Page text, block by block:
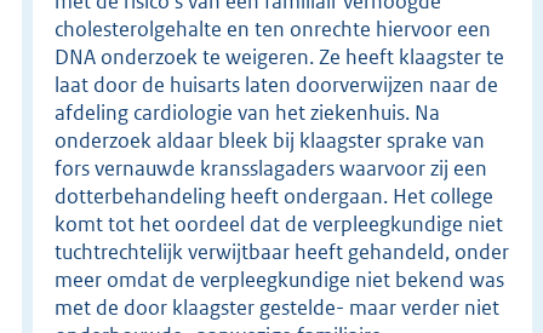
cholesterolgehalte en ten onrechte hiervoor een
DNA onderzoek te weigeren. Ze heeft klaagster te
laat door de huisarts laten doorverwijzen naar de
afdeling cardiologie van het ziekenhuis. Na
onderzoek aldaar bleek bij klaagster sprake van
fors vernauwde kransslagaders waarvoor zij een
dotterbehandeling heeft ondergaan. Het college
komt tot het oordeel dat de verpleegkundige niet
tuchtrechtelijk verwijtbaar heeft gehandeld, onder
meer omdat de verpleegkundige niet bekend was
met de door klaagster gestelde- maar verder niet